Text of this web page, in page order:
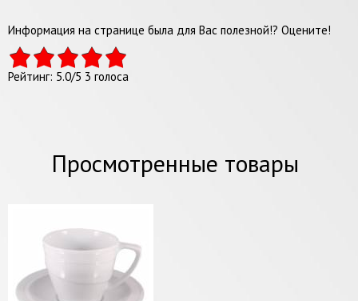
Информация на странице была для Вас полезной!? Оцените!
Рейтинг: 5.0/5 3 голоса
Просмотренные товары